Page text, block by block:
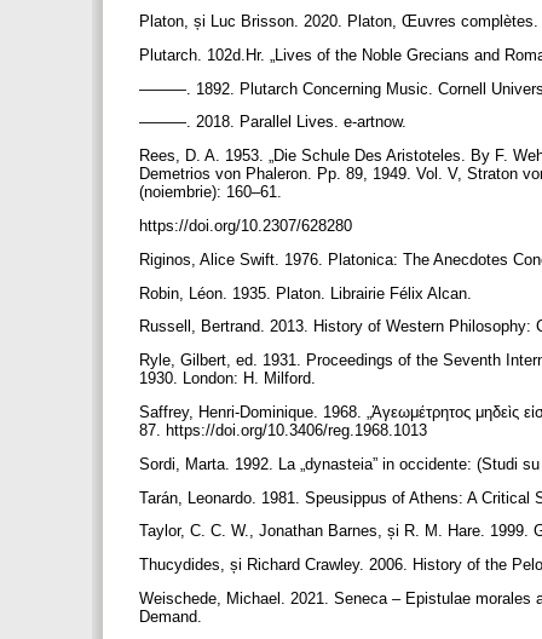
Platon, și Luc Brisson. 2020. Platon, Œuvres
Plutarch. 102d.Hr. „Lives of the Noble Grecians and
———. 1892. Plutarch Concerning Music. Cornell
———. 2018. Parallel Lives. e-artnow.
Rees, D. A. 1953. „Die Schule Des Aristoteles. By F.
Demetrios von Phaleron. Pp. 89, 1949. Vol. V, Straton
(noiembrie): 160–61.
https://doi.org/10.2307/628280
Riginos, Alice Swift. 1976. Platonica: The Anecdotes
Robin, Léon. 1935. Platon. Librairie Félix Alcan.
Russell, Bertrand. 2013. History of Western
Ryle, Gilbert, ed. 1931. Proceedings of the Seventh
1930. London: H. Milford.
Saffrey, Henri-Dominique. 1968. „Ἀγεωμέτρητος μηδεὶς
87. https://doi.org/10.3406/reg.1968.1013
Sordi, Marta. 1992. La „dynasteia” in occidente: (Studi
Tarán, Leonardo. 1981. Speusippus of Athens: A
Taylor, C. C. W., Jonathan Barnes, și R. M. Hare.
Thucydides, și Richard Crawley. 2006. History of the
Weischede, Michael. 2021. Seneca – Epistulae
Demand.